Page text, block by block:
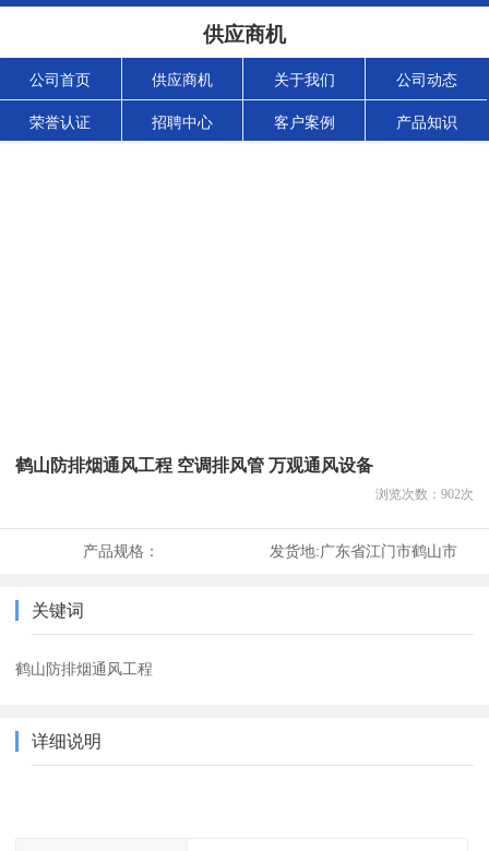
供应商机
公司首页 供应商机 关于我们 公司动态
荣誉认证 招聘中心 客户案例 产品知识
鹤山防排烟通风工程 空调排风管 万观通风设备
浏览次数： 902次
产品规格： 发货地:广东省江门市鹤山市
关键词
鹤山防排烟通风工程
详细说明